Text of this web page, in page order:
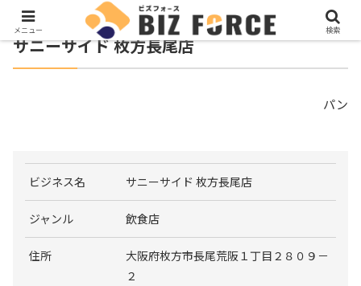
サニーサイド 枚方長尾店
パン
ビジネス名 サニーサイド 枚方長尾店
ジャンル 飲食店
住所
大阪府枚方市長尾荒阪１丁目２８０９－
２
メニュー 検索